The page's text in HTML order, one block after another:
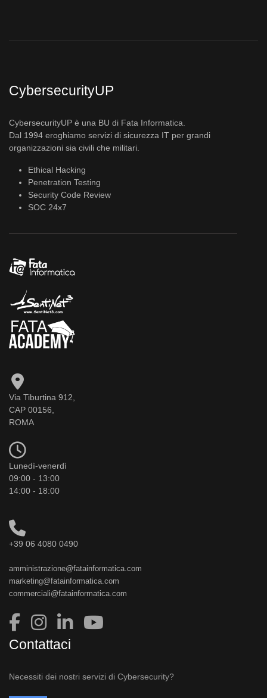
CybersecurityUP
CybersecurityUP è una BU di Fata Informatica.
Dal 1994 eroghiamo servizi di sicurezza IT per grandi
organizzazioni sia civili che militari.
Ethical Hacking
Penetration Testing
Security Code Review
SOC 24x7
Via Tiburtina 912,
CAP 00156,
ROMA
Lunedì-venerdì
09:00 - 13:00
14:00 - 18:00
+39 06 4080 0490
amministrazione@fatainformatica.com
marketing@fatainformatica.com
commerciali@fatainformatica.com
Contattaci
Necessiti dei nostri servizi di Cybersecurity?